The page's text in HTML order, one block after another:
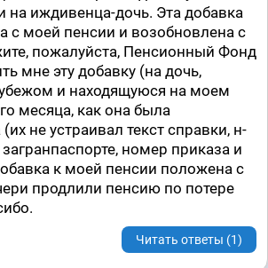
на иждивенца-дочь. Эта добавка
с моей пенсии и возобновлена с
пожалуйста, Пенсионный Фонд
мне эту добавку (на дочь,
и находящуюся на моем
месяца, как она была
не устраивал текст справки, н-
номер приказа и
к моей пенсии положена с
продлили пенсию по потере
Читать ответы (1)